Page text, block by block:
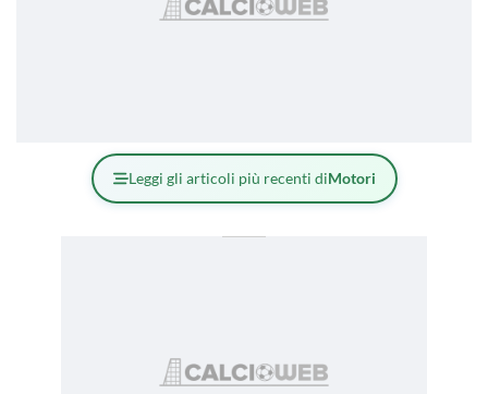
Leggi gli articoli più recenti diMotori